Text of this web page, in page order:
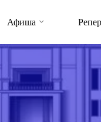
Афиша